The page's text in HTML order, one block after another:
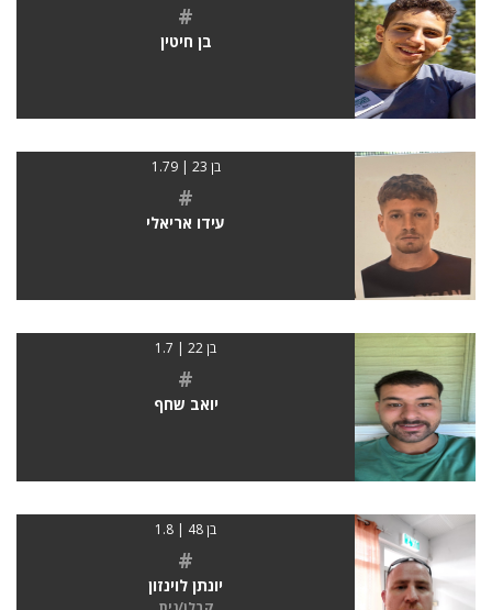
#
בן חיטין
בן 23 | 1.79
#
עידו אריאלי
בן 22 | 1.7
#
יואב שחף
בן 48 | 1.8
#
יונתן לוינזון